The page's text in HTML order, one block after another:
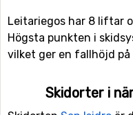
Leitariegos har 8 liftar
Högsta punkten i
vilket ger en fallhöjd på
Skidorter i